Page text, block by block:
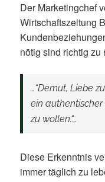
Der Marketingchef
Wirtschaftszeitung
nötig sind richtig zu
…“Demut, Liebe
ein
zu wollen.“…
Diese Erkenntnis
immer täglich zu